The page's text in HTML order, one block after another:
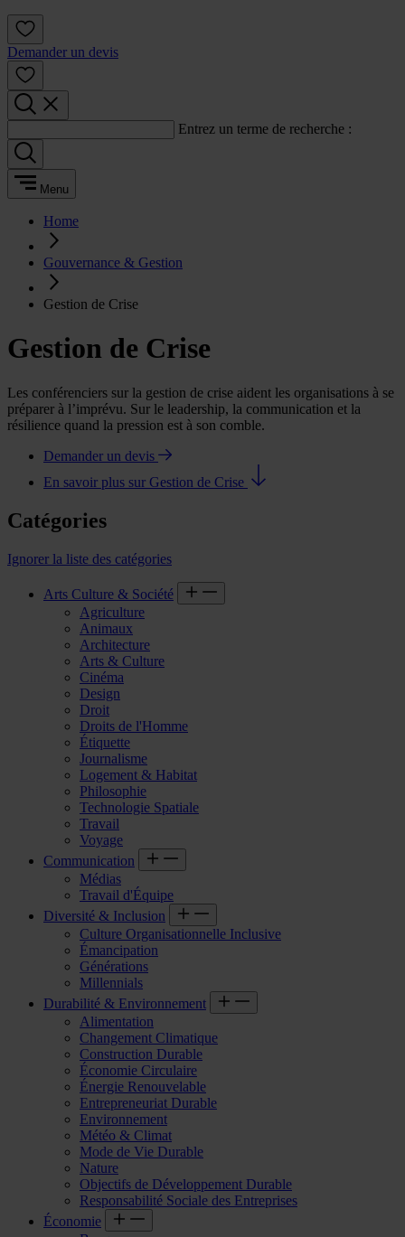
Demander un devis
Entrez un terme de recherche :
Menu
Home
Gouvernance & Gestion
Gestion de Crise
Gestion de Crise
Les conférenciers sur la gestion de crise aident les organisations à se
préparer à l’imprévu. Sur le leadership, la communication et la
résilience quand la pression est à son comble.
Demander un devis
En savoir plus sur Gestion de Crise
Catégories
Ignorer la liste des catégories
Arts Culture & Société
Agriculture
Animaux
Architecture
Arts & Culture
Cinéma
Design
Droit
Droits de l'Homme
Étiquette
Journalisme
Logement & Habitat
Philosophie
Technologie Spatiale
Travail
Voyage
Communication
Médias
Travail d'Équipe
Diversité & Inclusion
Culture Organisationnelle Inclusive
Émancipation
Générations
Millennials
Durabilité & Environnement
Alimentation
Changement Climatique
Construction Durable
Économie Circulaire
Énergie Renouvelable
Entrepreneuriat Durable
Environnement
Météo & Climat
Mode de Vie Durable
Nature
Objectifs de Développement Durable
Responsabilité Sociale des Entreprises
Économie